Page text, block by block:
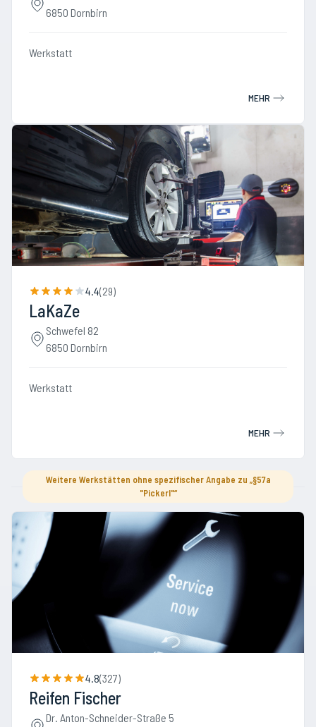
6850 Dornbirn
Werkstatt
MEHR
4.4(29)
LaKaZe
Schwefel 82
6850 Dornbirn
Werkstatt
MEHR
Weitere Werkstätten ohne spezifischer Angabe zu „§57a
"Pickerl"“
4.8(327)
Reifen Fischer
Dr. Anton-Schneider-Straße 5